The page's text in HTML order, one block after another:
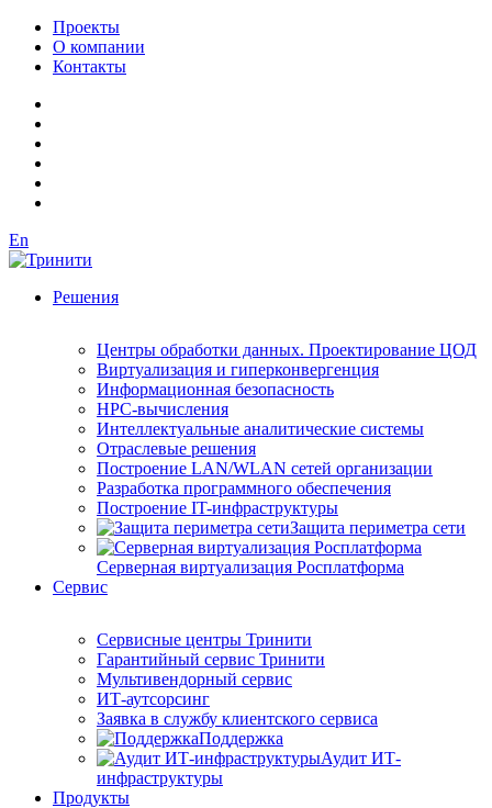
Проекты
О компании
Контакты
En
Решения
Центры обработки данных. Проектирование ЦОД
Виртуализация и гиперконвергенция
Информационная безопасность
HPC-вычисления
Интеллектуальные аналитические системы
Отраслевые решения
Построение LAN/WLAN сетей организации
Разработка программного обеспечения
Построение IT-инфраструктуры
Защита периметра сети
Серверная виртуализация Росплатформа
Сервис
Сервисные центры Тринити
Гарантийный сервис Тринити
Мультивендорный сервис
ИТ-аутсорсинг
Заявка в службу клиентского сервиса
Поддержка
Аудит ИТ-
инфраструктуры
Продукты